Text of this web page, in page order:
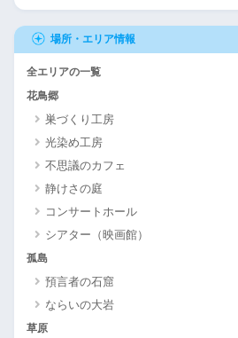
場所・エリア情報
全エリアの一覧
花鳥郷
巣づくり工房
光染め工房
不思議のカフェ
静けさの庭
コンサートホール
シアター（映画館）
孤島
預言者の石窟
ならいの大岩
草原